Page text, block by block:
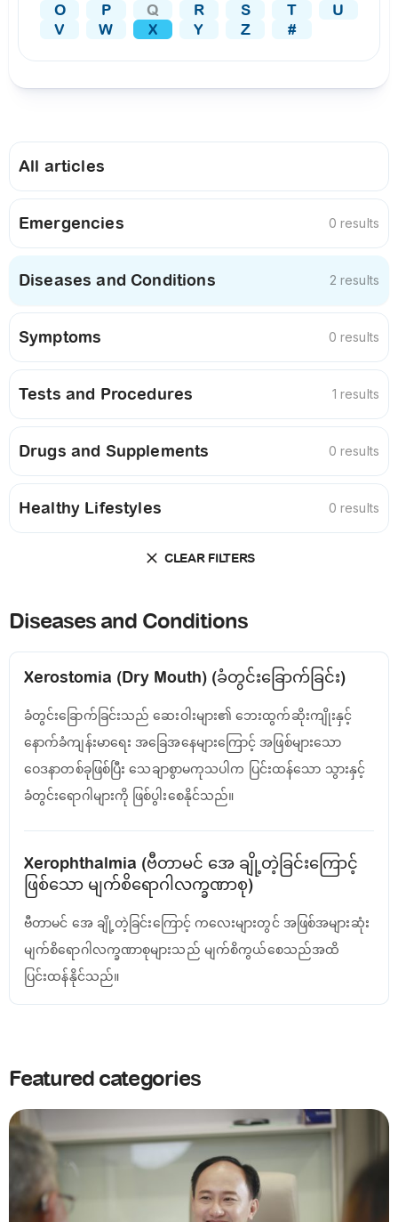
O
P Q R S T
U
V
W X Y Z #
All articles
Emergencies 0 results
Diseases and Conditions 2 results
Symptoms 0 results
Tests and Procedures 1 results
Drugs and Supplements 0 results
Healthy Lifestyles 0 results
CLEAR FILTERS
Featured categories
Diseases and Conditions
Xerostomia (Dry Mouth) (ခံတွင်းခြောက်ခြင်း)
ခံတွင်းခြောက်ခြင်းသည် ဆေးဝါးများ၏ ဘေးထွက်ဆိုးကျိုးနှင့်
နောက်ခံကျန်းမာရေး အခြေအနေများကြောင့် အဖြစ်များသော
ဝေဒနာတစ်ခုဖြစ်ပြီး သေချာစွာမကုသပါက ပြင်းထန်သော သွားနှင့်
ခံတွင်းရောဂါများကို ဖြစ်ပွါးစေနိုင်သည်။
Xerophthalmia (ဗီတာမင် အေ ချို့တဲ့ခြင်းကြောင့်
ဖြစ်သော မျက်စိရောဂါလက္ခဏာစု)
ဗီတာမင် အေ ချို့တဲ့ခြင်းကြောင့် ကလေးများတွင် အဖြစ်အများဆုံး
မျက်စိရောဂါလက္ခဏာစုများသည် မျက်စိကွယ်စေသည်အထိ
ပြင်းထန်နိုင်သည်။